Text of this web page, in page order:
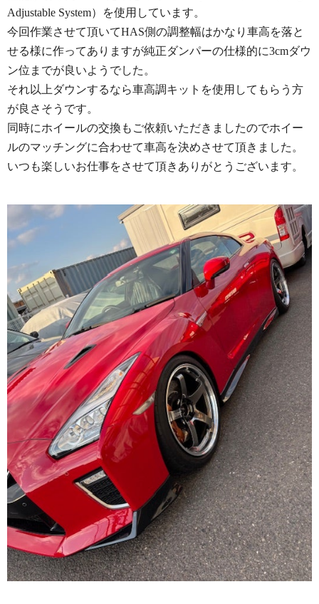
Adjustable System）を使用しています。
今回作業させて頂いてHAS側の調整幅はかなり車高を落と
せる様に作ってありますが純正ダンパーの仕様的に3cmダウ
ン位までが良いようでした。
それ以上ダウンするなら車高調キットを使用してもらう方
が良さそうです。
同時にホイールの交換もご依頼いただきましたのでホイー
ルのマッチングに合わせて車高を決めさせて頂きました。
いつも楽しいお仕事をさせて頂きありがとうございます。